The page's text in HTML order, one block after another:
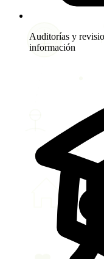
Auditorías y
información